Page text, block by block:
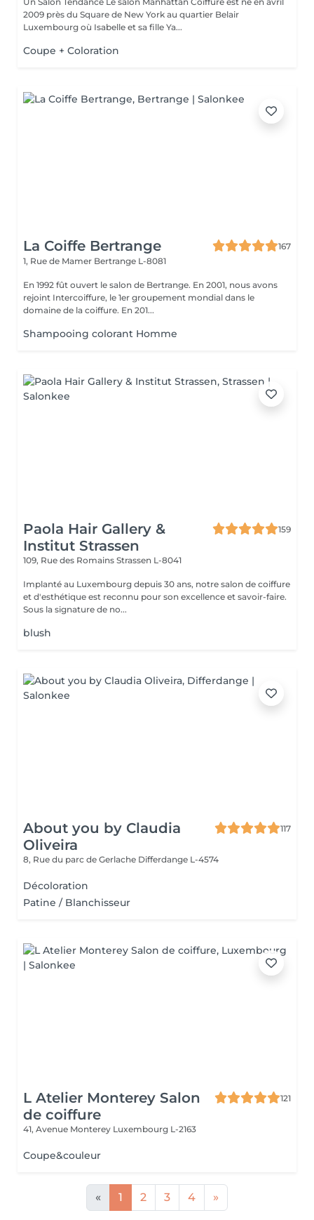
2009 près du Square de New York au quartier Belair
Luxembourg où Isabelle et sa fille Ya...
Coupe + Coloration
La Coiffe Bertrange
167
1, Rue de Mamer Bertrange L-8081
En 1992 fût ouvert le salon de Bertrange. En 2001, nous avons
rejoint Intercoiffure, le 1er groupement mondial dans le
domaine de la coiffure. En 201...
Shampooing colorant Homme
Paola Hair Gallery &
Institut Strassen
159
109, Rue des Romains Strassen L-8041
Implanté au Luxembourg depuis 30 ans, notre salon de coiffure
et d'esthétique est reconnu pour son excellence et savoir-faire.
Sous la signature de no...
blush
About you by Claudia
Oliveira
117
8, Rue du parc de Gerlache Differdange L-4574
Décoloration
Patine / Blanchisseur
L Atelier Monterey Salon
de coiffure
121
41, Avenue Monterey Luxembourg L-2163
Coupe&couleur
« 1 2 3 4 »